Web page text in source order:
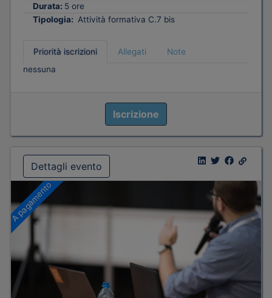
Durata: 5 ore
Tipologia: Attività formativa C.7 bis
Priorità iscrizioni Allegati
Note
nessuna
Iscrizione
Dettagli evento
A pagamento